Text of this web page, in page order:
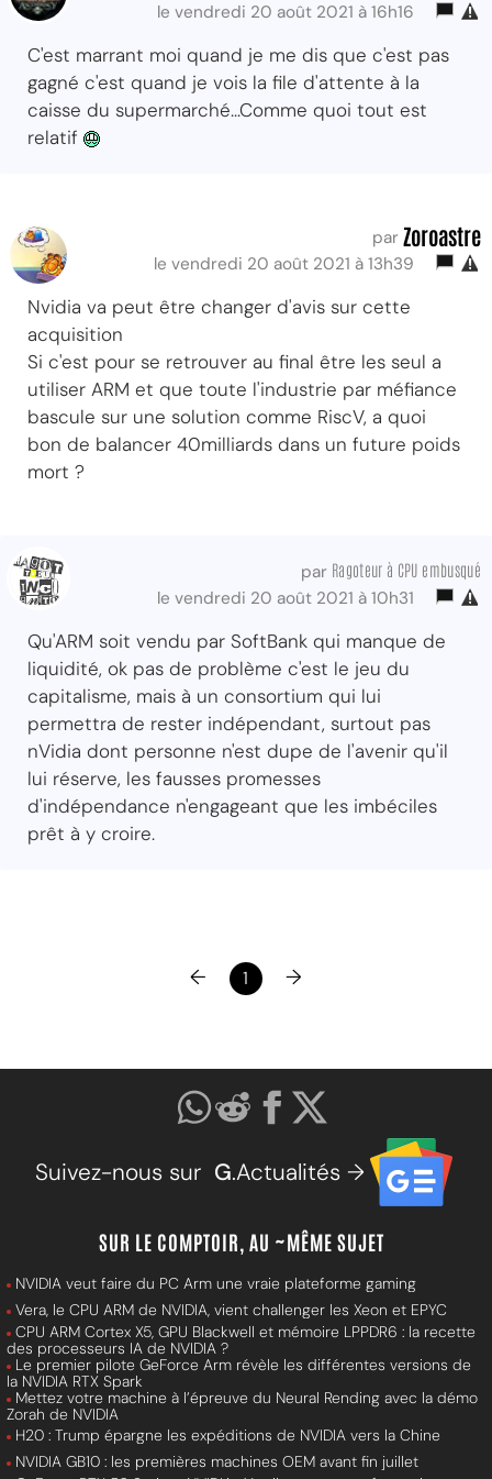
le vendredi 20 août 2021 à 16h16
C'est marrant moi quand je me dis que c'est pas
gagné c'est quand je vois la file d'attente à la
caisse du supermarché...Comme quoi tout est
relatif
par Zoroastre
le vendredi 20 août 2021 à 13h39
Nvidia va peut être changer d'avis sur cette
acquisition
Si c'est pour se retrouver au final être les seul a
utiliser ARM et que toute l'industrie par méfiance
bascule sur une solution comme RiscV, a quoi
bon de balancer 40milliards dans un future poids
mort ?
par Ragoteur à CPU embusqué
le vendredi 20 août 2021 à 10h31
Qu'ARM soit vendu par SoftBank qui manque de
liquidité, ok pas de problème c'est le jeu du
capitalisme, mais à un consortium qui lui
permettra de rester indépendant, surtout pas
nVidia dont personne n'est dupe de l'avenir qu'il
lui réserve, les fausses promesses
d'indépendance n'engageant que les imbéciles
prêt à y croire.
← 1 →
Suivez-nous sur G.Actualités →
SUR LE COMPTOIR, AU ~MÊME SUJET
NVIDIA veut faire du PC Arm une vraie plateforme gaming
Vera, le CPU ARM de NVIDIA, vient challenger les Xeon et EPYC
CPU ARM Cortex X5, GPU Blackwell et mémoire LPPDR6 : la recette
des processeurs IA de NVIDIA ?
Le premier pilote GeForce Arm révèle les différentes versions de
la NVIDIA RTX Spark
Mettez votre machine à l’épreuve du Neural Rending avec la démo
Zorah de NVIDIA
H20 : Trump épargne les expéditions de NVIDIA vers la Chine
NVIDIA GB10 : les premières machines OEM avant fin juillet